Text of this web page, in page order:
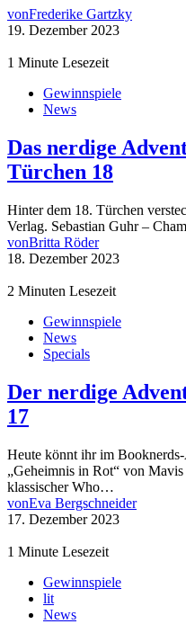
vonFrederike Gartzky
19. Dezember 2023
1 Minute Lesezeit
Gewinnspiele
News
Das nerdige
Türchen 18
Hinter dem 18. Türchen
Verlag. Sebastian Guhr –
vonBritta Röder
18. Dezember 2023
2 Minuten Lesezeit
Gewinnspiele
News
Specials
Der nerdige
17
Heute könnt ihr im
„Geheimnis in Rot“ von
klassischer Who…
vonEva Bergschneider
17. Dezember 2023
1 Minute Lesezeit
Gewinnspiele
lit
News